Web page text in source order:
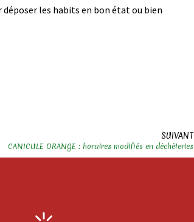
les habits en bon état ou bien
SUIVANT
CANICULE ORANGE : horaires modifiés en déchèteries